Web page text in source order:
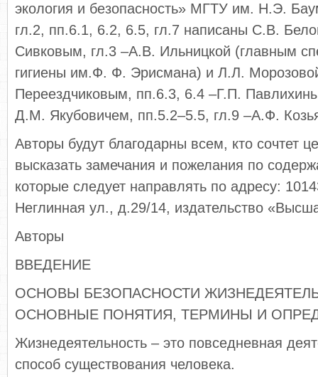
экология и безопасность» МГТУ им. Н.Э.
гл.2, пп.6.1, 6.2, 6.5, гл.7 написаны С.В.
Сивковым, гл.3 –А.В. Ильницкой (главным
гигиены им.Ф. Ф. Эрисмана) и Л.Л.
Переездчиковым, пп.6.3, 6.4 –Г.П.
Д.М. Якубовичем, пп.5.2–5.5, гл.9 –А.Ф.
Авторы будут благодарны всем, кто сочтет
высказать замечания и пожелания по
которые следует направлять по адресу:
Неглинная ул., д.29/14, издательство
Авторы
ВВЕДЕНИЕ
ОСНОВЫ БЕЗОПАСНОСТИ
ОСНОВНЫЕ ПОНЯТИЯ, ТЕРМИНЫ И
Жизнедеятельность – это повседневная
способ существования человека.